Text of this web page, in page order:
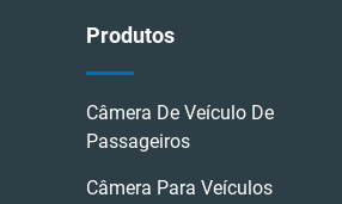
Produtos
Câmera De Veículo De
Passageiros
Câmera Para Veículos